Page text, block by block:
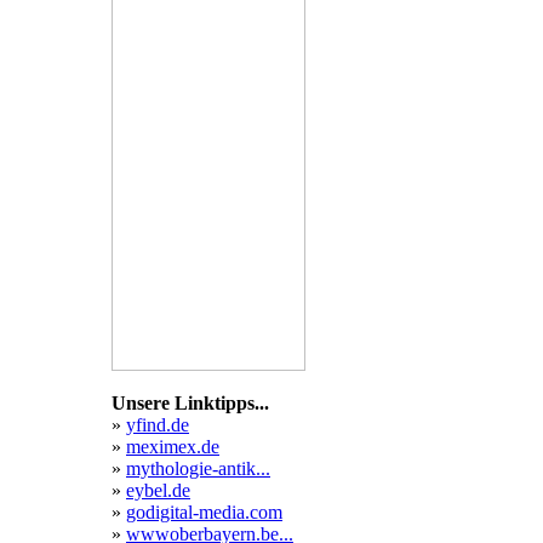
Unsere Linktipps...
» yfind.de
» meximex.de
» mythologie-antik...
» eybel.de
» godigital-media.com
» wwwoberbayern.be...